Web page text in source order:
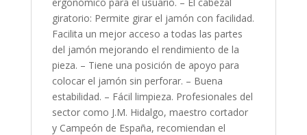
giratorio: Permite girar el jamón con facilidad.
Facilita un mejor acceso a todas las partes
del jamón mejorando el rendimiento de la
pieza. – Tiene una posición de apoyo para
colocar el jamón sin perforar. – Buena
estabilidad. – Fácil limpieza. Profesionales del
sector como J.M. Hidalgo, maestro cortador
y Campeón de España, recomiendan el